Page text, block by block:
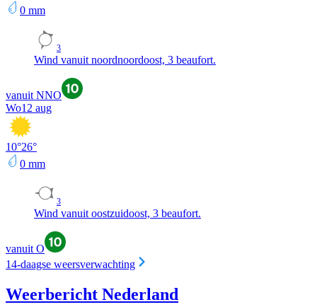
0 mm
3
Wind vanuit noordnoordoost, 3 beaufort.
vanuit NNO
Wo12 aug
10°26°
0 mm
3
Wind vanuit oostzuidoost, 3 beaufort.
vanuit O
14-daagse weersverwachting
Weerbericht Nederland